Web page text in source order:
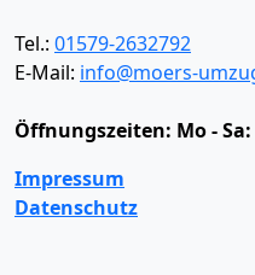
Tel.: 01579-2632792
E-Mail: info@moers-
Öffnungszeiten: Mo -
Impressum
Datenschutz